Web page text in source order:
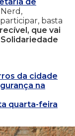
participar, basta
que vai
da cidade
na
quarta-feira